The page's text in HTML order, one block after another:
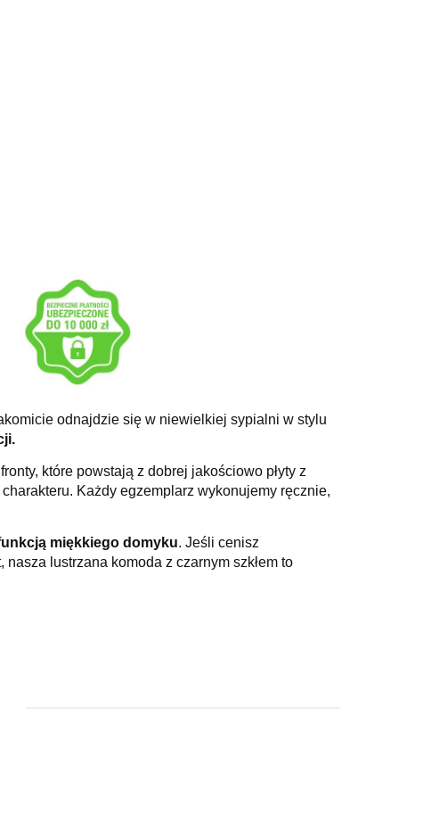
odnajdzie się w niewielkiej sypialni w stylu
, które powstają z dobrej jakościowo płyty z
Każdy egzemplarz wykonujemy ręcznie,
miękkiego domyku. Jeśli cenisz
nasza lustrzana komoda z czarnym szkłem to